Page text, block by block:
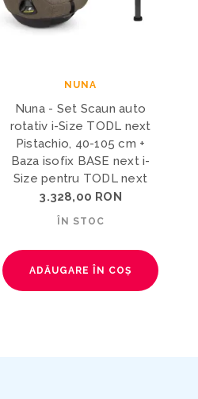
NUNA
Nuna - Set Scaun auto
rotativ i-Size TODL next
Pistachio, 40-105 cm +
Baza isofix BASE next i-
Size pentru TODL next
3.328,00 RON
ÎN STOC
ADĂUGARE ÎN COȘ